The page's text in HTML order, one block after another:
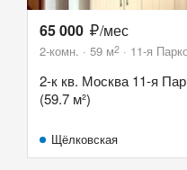
65 000 /мес
2-комн. 59 м2 11-я
2-к кв. Москва 11-я
(59.7 м²)
Щёлковская